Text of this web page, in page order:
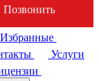
Позвонить
Избранные
Услуги